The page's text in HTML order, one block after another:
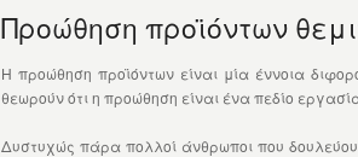
Προώθηση προϊόντων
Η προώθηση προϊόντων είναι μία έννοια
θεωρούν ότι η προώθηση είναι ένα πεδίο
Δυστυχώς πάρα πολλοί άνθρωποι που